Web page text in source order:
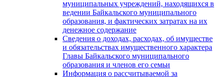
муниципальных учреждений, находящихся в
ведении Байкальского муниципального
образования, и фактических затратах на их
денежное содержание
Сведения о доходах, расходах, об имуществе
и обязательствах имущественного характера
Главы Байкальского муниципального
образования и членов его семьи
Информация о рассчитываемой за